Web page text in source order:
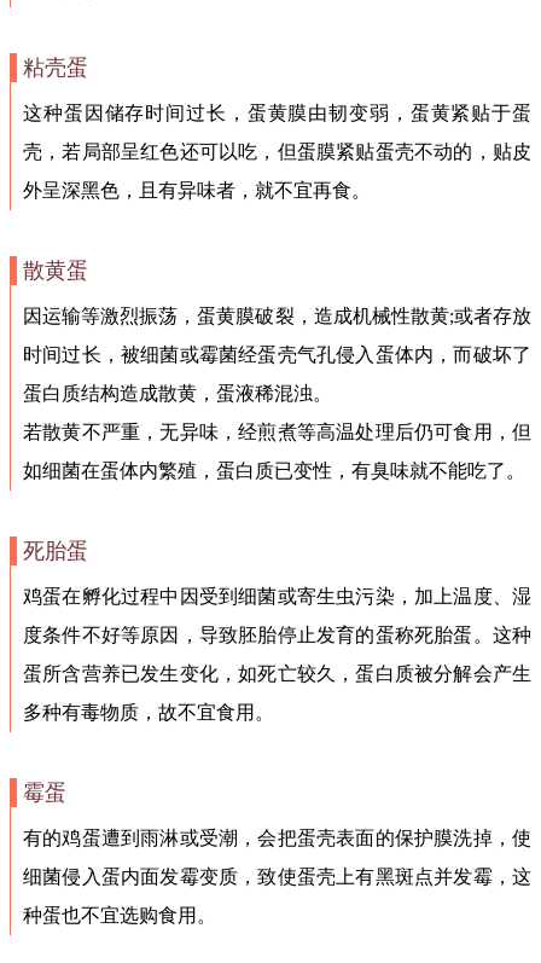
粘壳蛋
这种蛋因储存时间过长，蛋黄膜由韧变弱，蛋黄紧贴于蛋
壳，若局部呈红色还可以吃，但蛋膜紧贴蛋壳不动的，贴皮
外呈深黑色，且有异味者，就不宜再食。
散黄蛋
因运输等激烈振荡，蛋黄膜破裂，造成机械性散黄;或者存放
时间过长，被细菌或霉菌经蛋壳气孔侵入蛋体内，而破坏了
蛋白质结构造成散黄，蛋液稀混浊。
若散黄不严重，无异味，经煎煮等高温处理后仍可食用，但
如细菌在蛋体内繁殖，蛋白质已变性，有臭味就不能吃了。
死胎蛋
鸡蛋在孵化过程中因受到细菌或寄生虫污染，加上温度、湿
度条件不好等原因，导致胚胎停止发育的蛋称死胎蛋。这种
蛋所含营养已发生变化，如死亡较久，蛋白质被分解会产生
多种有毒物质，故不宜食用。
霉蛋
有的鸡蛋遭到雨淋或受潮，会把蛋壳表面的保护膜洗掉，使
细菌侵入蛋内面发霉变质，致使蛋壳上有黑斑点并发霉，这
种蛋也不宜选购食用。